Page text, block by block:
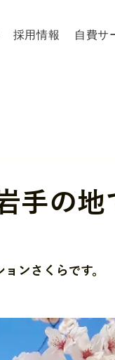
採用情報 自費サ
手の地
ンさくらです。